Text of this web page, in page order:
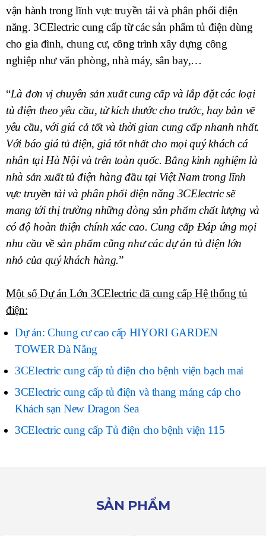
vận hành trong lĩnh vực truyền tải và phân phối điện
năng. 3CElectric cung cấp từ các sản phẩm tủ điện dùng
cho gia đình, chung cư, công trình xây dựng công
nghiệp như văn phòng, nhà máy, sân bay,…
Là đơn vị chuyên sản xuất cung cấp và lắp đặt các loại
tủ điện theo yêu cầu, từ kích thước cho trước, hay bản vẽ
yêu cầu, với giá cả tốt và thời gian cung cấp nhanh nhất.
Với báo giá tủ điện, giá tốt nhất cho mọi quý khách cá
nhân tại Hà Nội và trên toàn quốc. Bằng kinh nghiệm là
nhà sản xuất tủ điện hàng đầu tại Việt Nam trong lĩnh
vực truyền tải và phân phối điện năng 3CElectric sẽ
mang tới thị trường những dòng sản phẩm chất lượng và
có độ hoàn thiện chính xác cao. Cung cấp Đáp ứng mọi
nhu cầu về sản phẩm cũng như các dự án tủ điện lớn
nhỏ của quý khách hàng.
Một số Dự án Lớn 3CElectric đã cung cấp Hệ thống tủ
điện:
Dự án: Chung cư cao cấp HIYORI GARDEN
TOWER Đà Nẵng
3CElectric cung cấp tủ điện cho bệnh viện bạch mai
3CElectric cung cấp tủ điện và thang máng cáp cho
Khách sạn New Dragon Sea
3CElectric cung cấp Tủ điện cho bệnh viện 115
SẢN PHẨM